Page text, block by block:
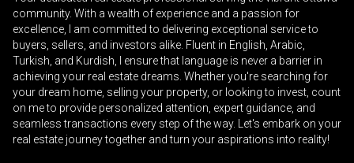
courtier
directement
Courriel
Message
community. With a wealth of experience and a passion for
excellence, I am committed to delivering exceptional service to
buyers, sellers, and investors alike. Fluent in English, Arabic,
Turkish, and Kurdish, I ensure that language is never a barrier in
achieving your real estate dreams. Whether you're searching for
your dream home, selling your property, or looking to invest, count
on me to provide personalized attention, expert guidance, and
seamless transactions every step of the way. Let's embark on your
real estate journey together and turn your aspirations into reality!